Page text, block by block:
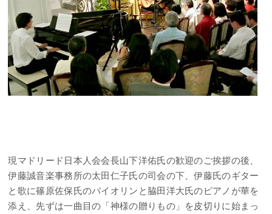
現マドリード日本人会会長山下洋佑氏の歓迎のご挨拶の後、
伊藤誠音楽事務所の太田仁子氏の司会の下、伊藤氏のギター
と歌に篠原佐保氏のバイオリンと脇田洋大氏のピアノが華を
添え、先ずは一曲目の「神様の贈りもの」を皮切りに始まっ